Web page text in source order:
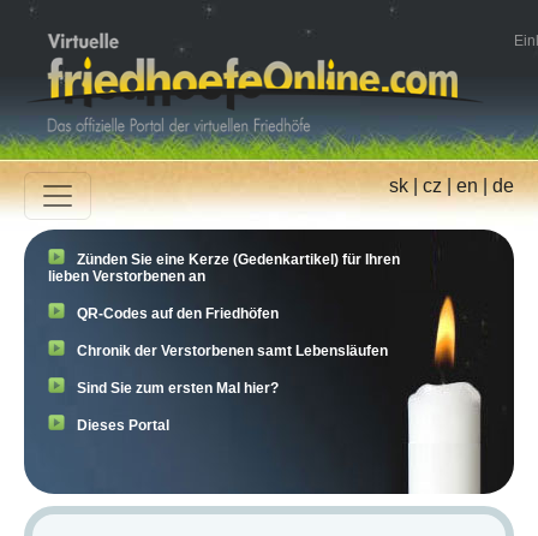
sk|cz|en|de
Zünden Sie eine Kerze (Gedenkartikel) für Ihren
lieben Verstorbenen an
QR-Codes auf den Friedhöfen
Chronik der Verstorbenen samt Lebensläufen
Sind Sie zum ersten Mal hier?
Dieses Portal